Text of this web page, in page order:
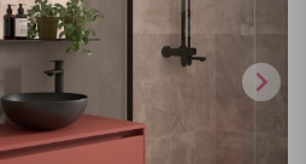
chevron_right